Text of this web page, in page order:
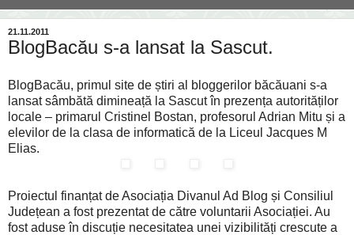
21.11.2011
BlogBacău s-a lansat la Sascut.
BlogBacău, primul site de știri al bloggerilor băcăuani s-a
lansat sâmbătă dimineață la Sascut în prezența autorităților
locale – primarul Cristinel Bostan, profesorul Adrian Mitu și a
elevilor de la clasa de informatică de la Liceul Jacques M
Elias.
Proiectul finanțat de Asociația Divanul Ad Blog și Consiliul
Județean a fost prezentat de către voluntarii Asociației. Au
fost aduse în discuție necesitatea unei vizibilități crescute a